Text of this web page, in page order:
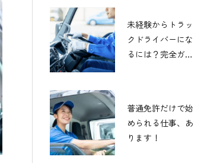
未経験からトラッ
クドライバーにな
るには？完全ガイ
普通免許だけで始
められる仕事、あ
ります！